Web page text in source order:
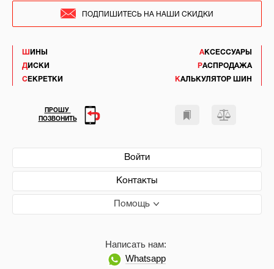
ШИНЫ
ДИСКИ
СЕКРЕТКИ
АКСЕССУАРЫ
РАСПРОДАЖА
КАЛЬКУЛЯТОР ШИН
Войти
Контакты
Помощь
Написать нам:
Whatsapp
ПОДПИШИТЕСЬ НА НАШИ СКИДКИ
ПРОШУ
ПОЗВОНИТЬ